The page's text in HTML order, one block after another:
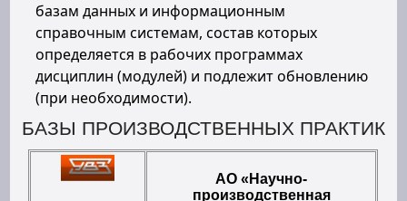
базам данных и информационным
справочным системам, состав которых
определяется в рабочих программах
дисциплин (модулей) и подлежит обновлению
(при необходимости).
БАЗЫ ПРОИЗВОДСТВЕННЫХ ПРАКТИК
АО «Научно-
производственная